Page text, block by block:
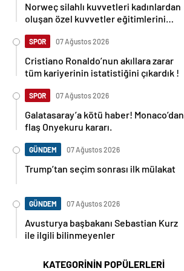
Norweç silahlı kuvvetleri kadınlardan
oluşan özel kuvvetler eğitimlerini
SPOR 07 Ağustos 2026
Cristiano Ronaldo’nun akıllara zarar
tüm kariyerinin istatistiğini çıkardık !
SPOR 07 Ağustos 2026
Galatasaray’a kötü haber! Monaco’dan
flaş Onyekuru kararı.
GÜNDEM 07 Ağustos 2026
Trump’tan seçim sonrası ilk mülakat
GÜNDEM 07 Ağustos 2026
Avusturya başbakanı Sebastian Kurz
ile ilgili bilinmeyenler
KATEGORİNİN POPÜLERLERİ